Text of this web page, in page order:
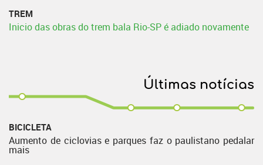
TREM
Inicio das obras do trem bala Rio-SP é adiado novamente
Últimas notícias
BICICLETA
Aumento de ciclovias e parques faz o paulistano pedalar
mais